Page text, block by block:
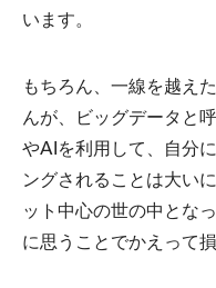
います。
もちろん、一線を越え
んが、ビッグデータと
やAIを利用して、自分
ングされることは大い
ット中心の世の中とな
に思うことでかえって